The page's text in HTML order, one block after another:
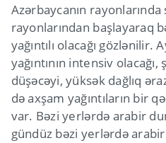
Azərbaycanın
rayonlarından başlayaraq
yağıntılı olacağı gözlənilir.
yağıntının intensiv
düşəcəyi, yüksək dağlıq
də axşam yağıntıların bir
var. Bəzi yerlərdə arabir
gündüz bəzi yerlərdə